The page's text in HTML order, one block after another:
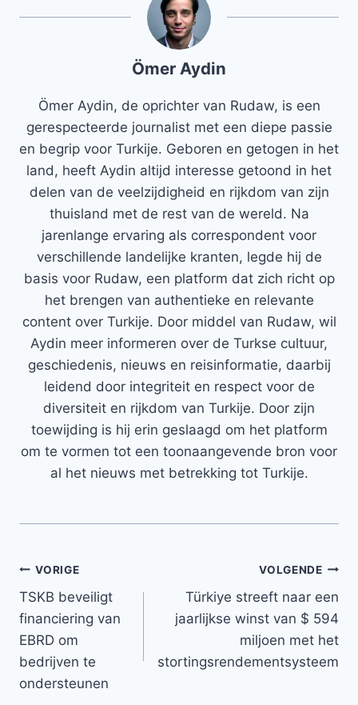
Ömer Aydin
Ömer Aydin, de oprichter van Rudaw, is een
gerespecteerde journalist met een diepe passie
en begrip voor Turkije. Geboren en getogen in het
land, heeft Aydin altijd interesse getoond in het
delen van de veelzijdigheid en rijkdom van zijn
thuisland met de rest van de wereld. Na
jarenlange ervaring als correspondent voor
verschillende landelijke kranten, legde hij de
basis voor Rudaw, een platform dat zich richt op
het brengen van authentieke en relevante
content over Turkije. Door middel van Rudaw, wil
Aydin meer informeren over de Turkse cultuur,
geschiedenis, nieuws en reisinformatie, daarbij
leidend door integriteit en respect voor de
diversiteit en rijkdom van Turkije. Door zijn
toewijding is hij erin geslaagd om het platform
om te vormen tot een toonaangevende bron voor
al het nieuws met betrekking tot Turkije.
Bericht
navigatie
VORIGE
TSKB beveiligt
financiering van
EBRD om
bedrijven te
ondersteunen
VOLGENDE
Türkiye streeft naar een
jaarlijkse winst van $ 594
miljoen met het
stortingsrendementsysteem